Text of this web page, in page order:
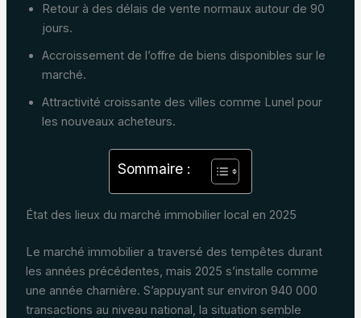
Retour à des délais de vente normaux autour de 90
jours.
Accroissement de l’offre de biens disponibles sur le
marché.
Attractivité croissante des villes comme Lunel pour
les nouveaux acheteurs.
Sommaire :
État des lieux du marché immobilier local en 2025
Le marché immobilier a traversé des tempêtes durant
les années précédentes, mais 2025 s’installe comme
une année charnière. S’appuyant sur environ 940 000
transactions au niveau national, la situation semble